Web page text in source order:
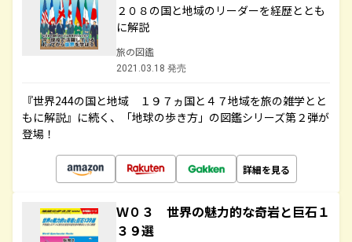
２０８の国と地域のリーダーを経歴ととも
に解説
旅の図鑑
2021.03.18 発売
『世界244の国と地域 １９７ヵ国と４７地域を旅の雑学とと
もに解説』に続く、「地球の歩き方」の図鑑シリーズ第２弾が
登場！
詳細を見る
Ｗ０３ 世界の魅力的な奇岩と巨石１
３９選